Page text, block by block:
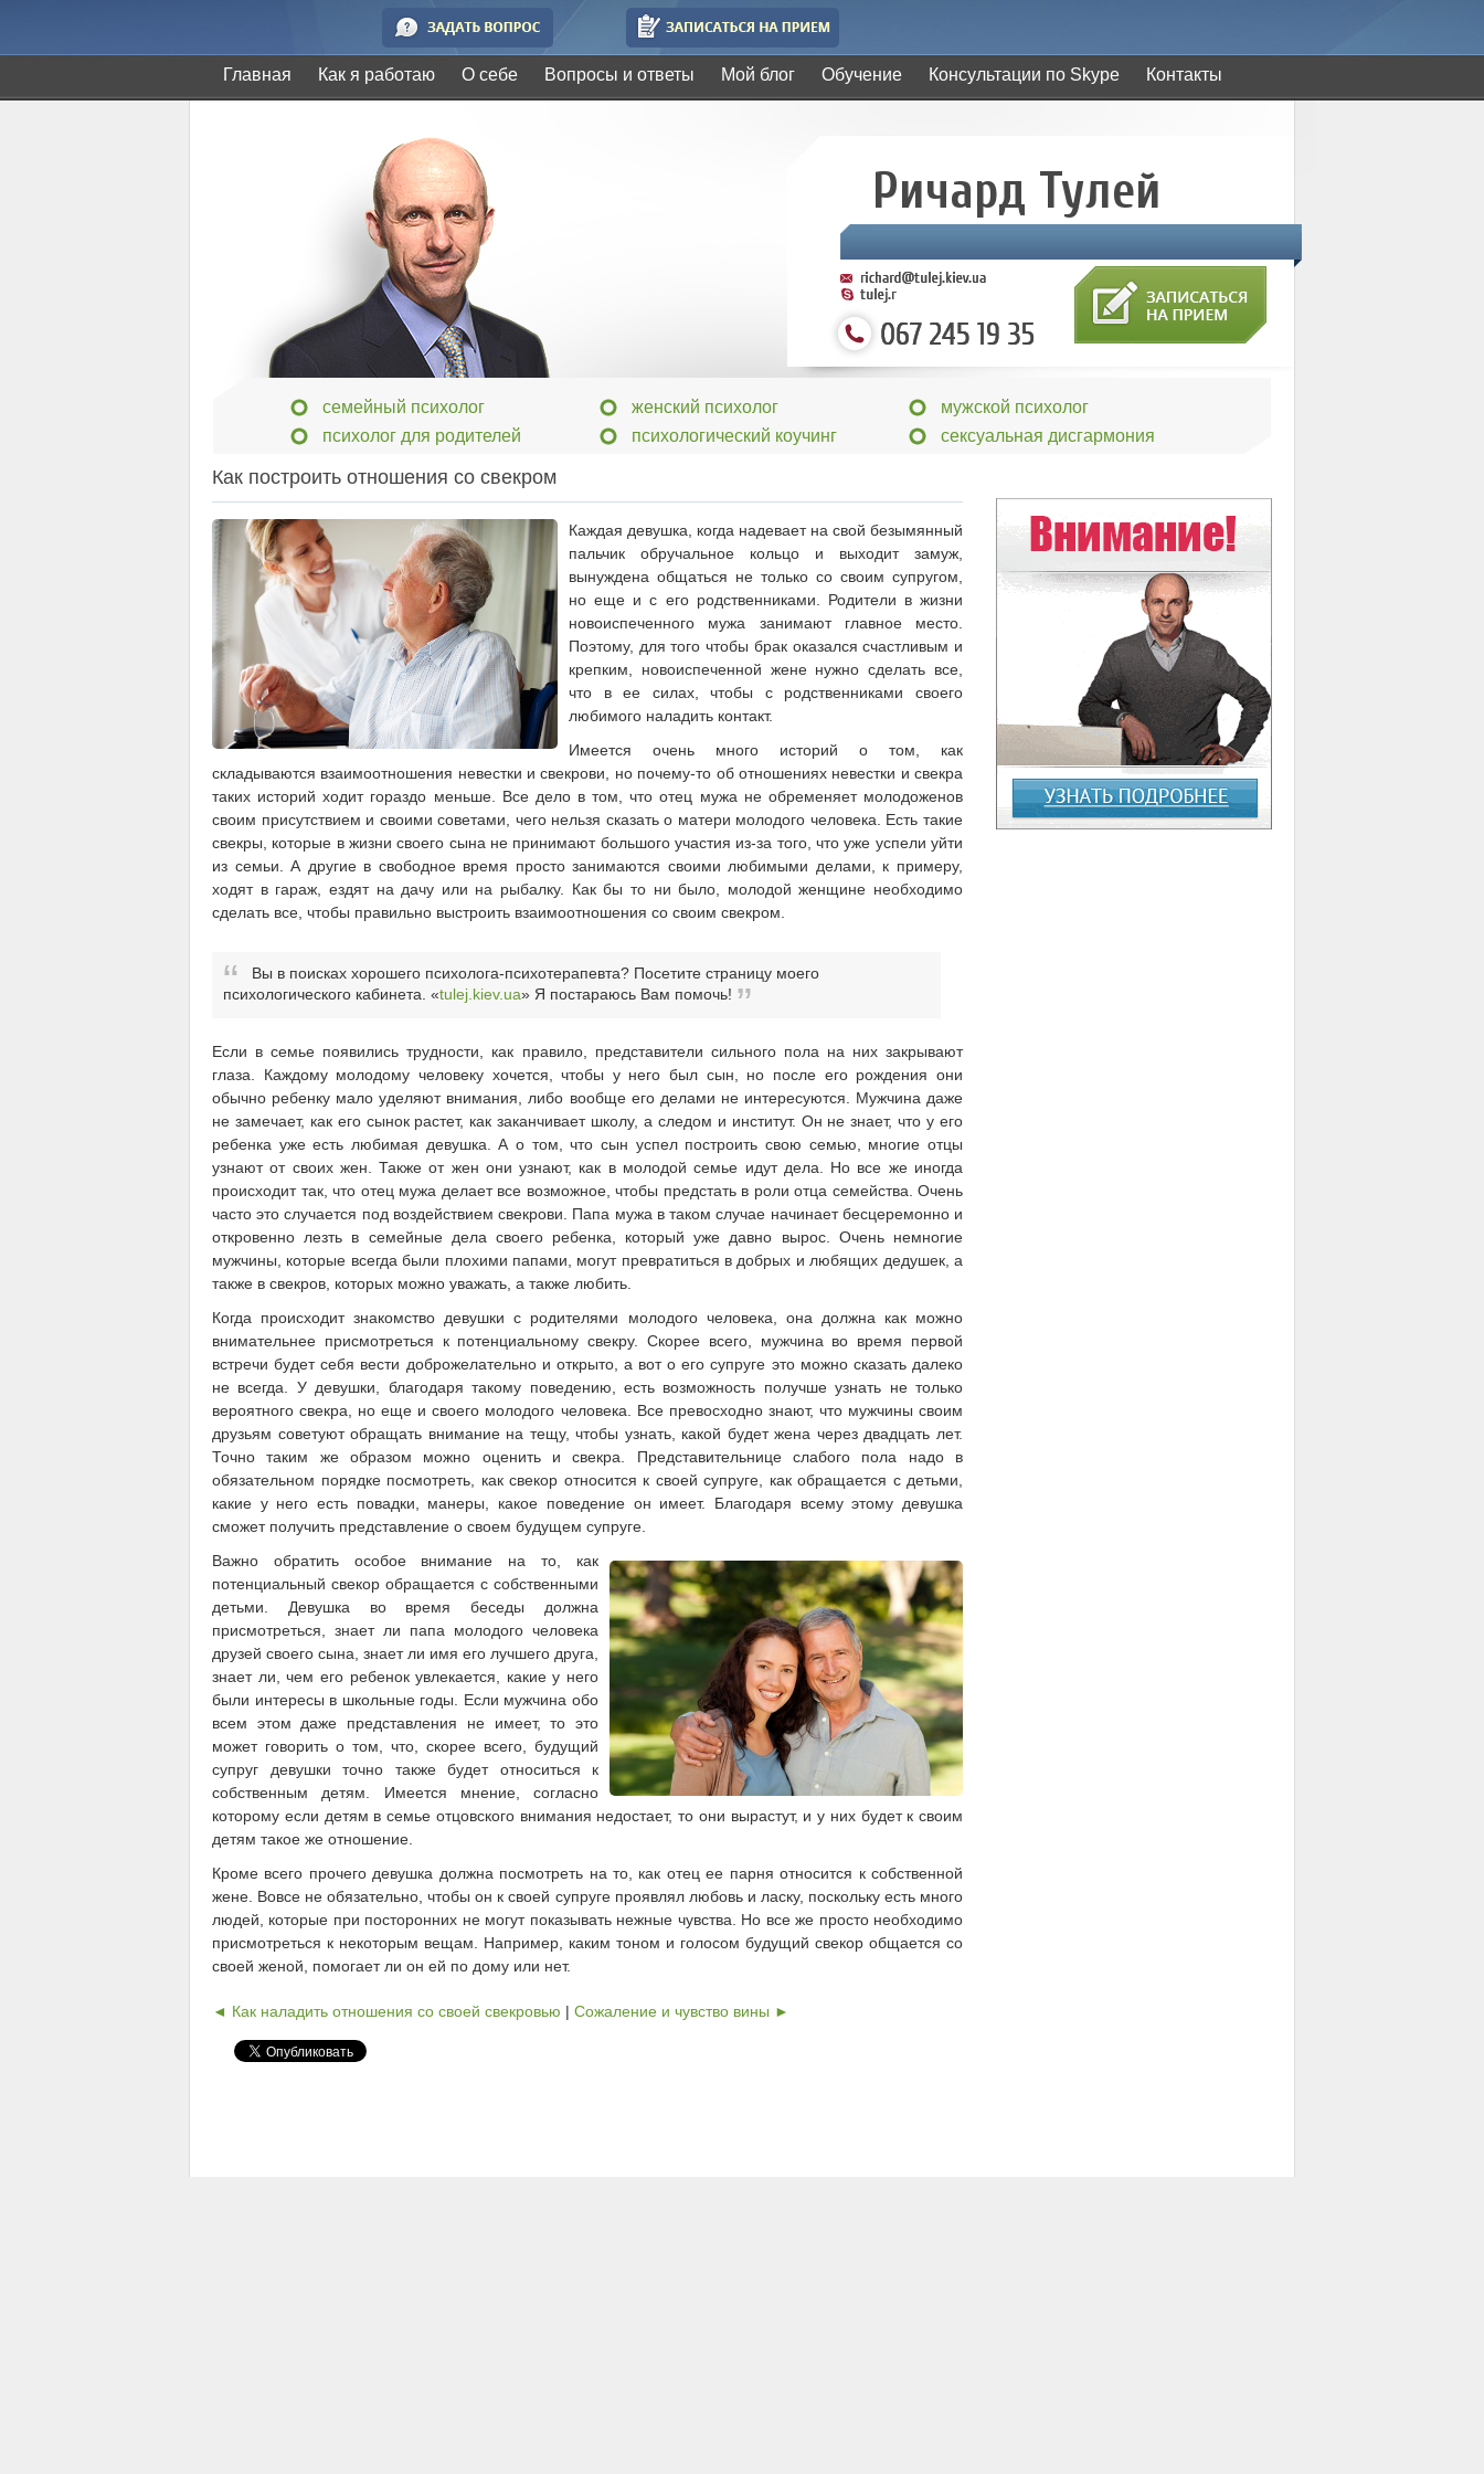
Главная Как я работаю О себе Вопросы и ответы Мой блог Обучение Консультации по Skype Контакты
Ричард Тулей
семейный психолог женский психолог
мужской психолог
психолог для родителей
психологический коучинг сексуальная дисгармония
Как построить отношения со свекром
Каждая девушка, когда надевает на свой безымянный
пальчик обручальное кольцо и выходит замуж,
вынуждена общаться не только со своим супругом,
но еще и с его родственниками. Родители в жизни
новоиспеченного мужа занимают главное место.
Поэтому, для того чтобы брак оказался счастливым и
крепким, новоиспеченной жене нужно сделать все,
что в ее силах, чтобы с родственниками своего
любимого наладить контакт.
Имеется очень много историй о том, как
складываются взаимоотношения невестки и свекрови, но почему-то об отношениях невестки и свекра
таких историй ходит гораздо меньше. Все дело в том, что отец мужа не обременяет молодоженов
своим присутствием и своими советами, чего нельзя сказать о матери молодого человека. Есть такие
свекры, которые в жизни своего сына не принимают большого участия из-за того, что уже успели уйти
из семьи. А другие в свободное время просто занимаются своими любимыми делами, к примеру,
ходят в гараж, ездят на дачу или на рыбалку. Как бы то ни было, молодой женщине необходимо
сделать все, чтобы правильно выстроить взаимоотношения со своим свекром.
Вы в поисках хорошего психолога-психотерапевта? Посетите страницу моего
психологического кабинета. «tulej.kiev.ua» Я постараюсь Вам помочь!
Если в семье появились трудности, как правило, представители сильного пола на них закрывают
глаза. Каждому молодому человеку хочется, чтобы у него был сын, но после его рождения они
обычно ребенку мало уделяют внимания, либо вообще его делами не интересуются. Мужчина даже
не замечает, как его сынок растет, как заканчивает школу, а следом и институт. Он не знает, что у его
ребенка уже есть любимая девушка. А о том, что сын успел построить свою семью, многие отцы
узнают от своих жен. Также от жен они узнают, как в молодой семье идут дела. Но все же иногда
происходит так, что отец мужа делает все возможное, чтобы предстать в роли отца семейства. Очень
часто это случается под воздействием свекрови. Папа мужа в таком случае начинает бесцеремонно и
откровенно лезть в семейные дела своего ребенка, который уже давно вырос. Очень немногие
мужчины, которые всегда были плохими папами, могут превратиться в добрых и любящих дедушек, а
также в свекров, которых можно уважать, а также любить.
Когда происходит знакомство девушки с родителями молодого человека, она должна как можно
внимательнее присмотреться к потенциальному свекру. Скорее всего, мужчина во время первой
встречи будет себя вести доброжелательно и открыто, а вот о его супруге это можно сказать далеко
не всегда. У девушки, благодаря такому поведению, есть возможность получше узнать не только
вероятного свекра, но еще и своего молодого человека. Все превосходно знают, что мужчины своим
друзьям советуют обращать внимание на тещу, чтобы узнать, какой будет жена через двадцать лет.
Точно таким же образом можно оценить и свекра. Представительнице слабого пола надо в
обязательном порядке посмотреть, как свекор относится к своей супруге, как обращается с детьми,
какие у него есть повадки, манеры, какое поведение он имеет. Благодаря всему этому девушка
сможет получить представление о своем будущем супруге.
Важно обратить особое внимание на то, как
потенциальный свекор обращается с собственными
детьми. Девушка во время беседы должна
присмотреться, знает ли папа молодого человека
друзей своего сына, знает ли имя его лучшего друга,
знает ли, чем его ребенок увлекается, какие у него
были интересы в школьные годы. Если мужчина обо
всем этом даже представления не имеет, то это
может говорить о том, что, скорее всего, будущий
супруг девушки точно также будет относиться к
собственным детям. Имеется мнение, согласно
которому если детям в семье отцовского внимания недостает, то они вырастут, и у них будет к своим
детям такое же отношение.
Кроме всего прочего девушка должна посмотреть на то, как отец ее парня относится к собственной
жене. Вовсе не обязательно, чтобы он к своей супруге проявлял любовь и ласку, поскольку есть много
людей, которые при посторонних не могут показывать нежные чувства. Но все же просто необходимо
присмотреться к некоторым вещам. Например, каким тоном и голосом будущий свекор общается со
своей женой, помогает ли он ей по дому или нет.
◄ Как наладить отношения со своей свекровью | Сожаление и чувство вины ►